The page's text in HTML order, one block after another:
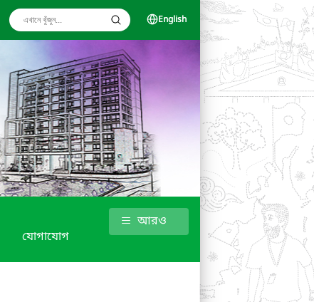
English
যোগাযোগ
আরও